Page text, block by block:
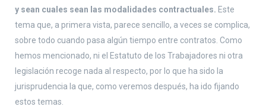
y sean cuales sean las modalidades contractuales. Este
tema que, a primera vista, parece sencillo, a veces se complica,
sobre todo cuando pasa algún tiempo entre contratos. Como
hemos mencionado, ni el Estatuto de los Trabajadores ni otra
legislación recoge nada al respecto, por lo que ha sido la
jurisprudencia la que, como veremos después, ha ido fijando
estos temas.